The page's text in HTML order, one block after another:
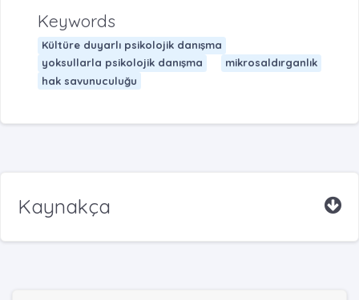
Keywords
Kültüre duyarlı psikolojik danışma
yoksullarla psikolojik danışma
mikrosaldırganlık
hak savunuculuğu
Kaynakça